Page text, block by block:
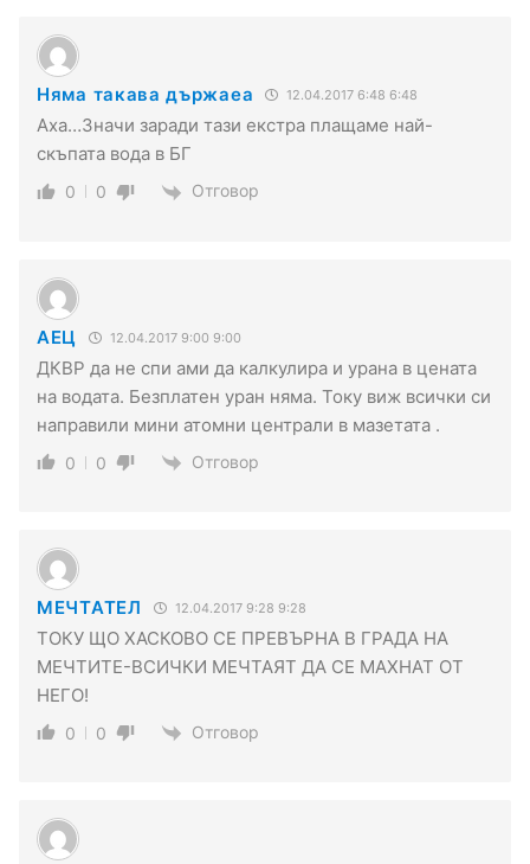
Няма такава държаеа 12.04.2017 6:48 6:48
Аха…Значи заради тази екстра плащаме най-
скъпата вода в БГ
0 0 Отговор
АЕЦ 12.04.2017 9:00 9:00
ДКВР да не спи ами да калкулира и урана в цената
на водата. Безплатен уран няма. Току виж всички си
направили мини атомни централи в мазетата .
0 0 Отговор
МЕЧТАТЕЛ 12.04.2017 9:28 9:28
ТОКУ ЩО ХАСКОВО СЕ ПРЕВЪРНА В ГРАДА НА
МЕЧТИТЕ-ВСИЧКИ МЕЧТАЯТ ДА СЕ МАХНАТ ОТ
НЕГО!
0 0 Отговор